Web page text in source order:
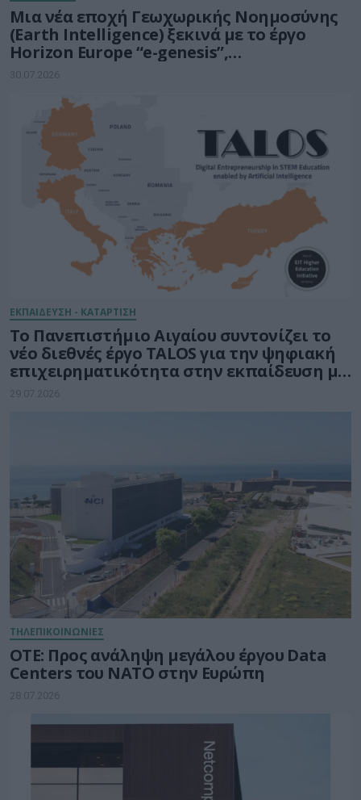
Μια νέα εποχή Γεωχωρικής Νοημοσύνης
(Earth Intelligence) ξεκινά με το έργο
Horizon Europe “e-genesis”,
προϋπολογισμού 7,5 εκατ. ευρώ
30.07.2026
ΕΚΠΑΙΔΕΥΣΗ - ΚΑΤΑΡΤΙΣΗ
Το Πανεπιστήμιο Αιγαίου συντονίζει το
νέο διεθνές έργο TALOS για την ψηφιακή
επιχειρηματικότητα στην εκπαίδευση με
τη δύναμη της Τεχνητής Νοημοσύνης
29.07.2026
ΤΗΛΕΠΙΚΟΙΝΩΝΙΕΣ
ΟΤΕ: Προς ανάληψη μεγάλου έργου Data
Centers του ΝΑΤΟ στην Ευρώπη
28.07.2026